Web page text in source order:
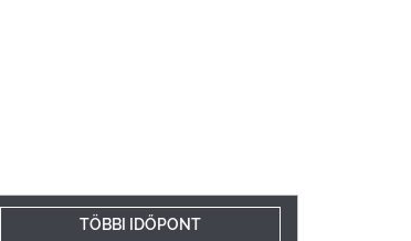
TÖBBI IDŐPONT